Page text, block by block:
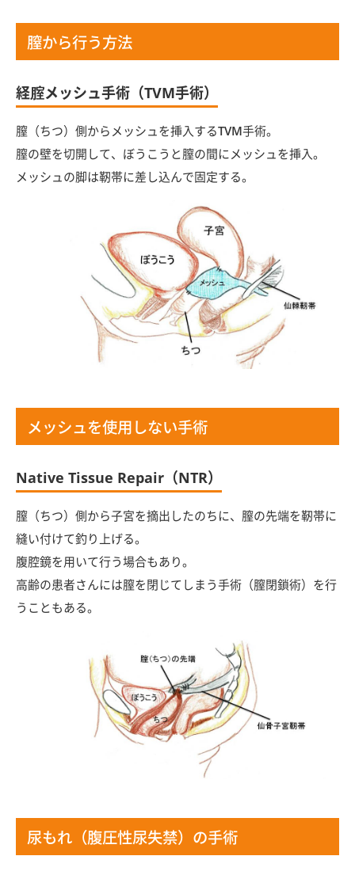
膣から行う方法
経腟メッシュ手術（TVM手術）
膣（ちつ）側からメッシュを挿入するTVM手術。
膣の壁を切開して、ぼうこうと膣の間にメッシュを挿入。
メッシュの脚は靭帯に差し込んで固定する。
メッシュを使用しない手術
Native Tissue Repair（NTR）
膣（ちつ）側から子宮を摘出したのちに、膣の先端を靭帯に
縫い付けて釣り上げる。
腹腔鏡を用いて行う場合もあり。
高齢の患者さんには膣を閉じてしまう手術（膣閉鎖術）を行
うこともある。
尿もれ（腹圧性尿失禁）の手術